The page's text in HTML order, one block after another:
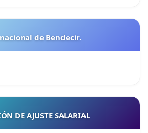
de Bendecir.
DE AJUSTE SALARIAL